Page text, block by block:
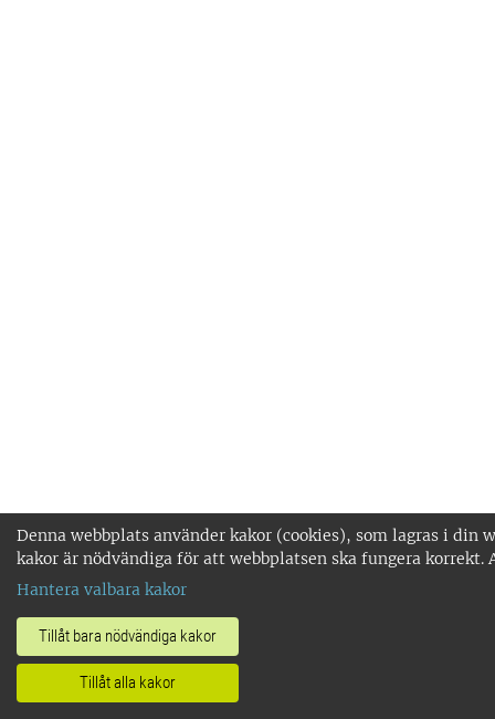
Denna webbplats använder kakor (cookies), som lagras i din
kakor är nödvändiga för att webbplatsen ska fungera korrekt.
Hantera valbara kakor
Tillåt bara nödvändiga kakor
Tillåt alla kakor